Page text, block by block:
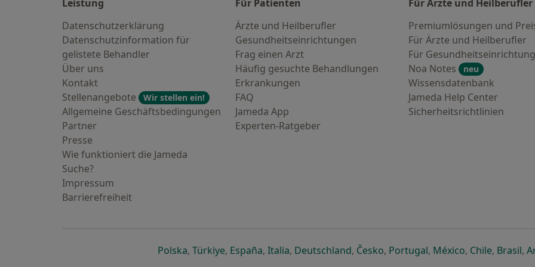
Leistung
Datenschutzerklärung
Datenschutzinformation für
gelistete Behandler
Über uns
Kontakt
Stellenangebote
Wir stellen ein!
Allgemeine Geschäftsbedingungen
Partner
Presse
Wie funktioniert die Jameda
Suche?
Impressum
Barrierefreiheit
Für Patienten
Ärzte und Heilberufler
Gesundheitseinrichtungen
Frag einen Arzt
Häufig gesuchte Behandlungen
Erkrankungen
FAQ
Jameda App
Experten-Ratgeber
Für Ärzte und Heilberufler
Premiumlösungen und
Für Ärzte und Heilberufler
Für
Noa Notes
neu
Wissensdatenbank
Jameda Help Center
Sicherheitsrichtlinien
Polskaöffnet in einer neuen Registerkarte
, Türkiyeöffnet in einer neuen Registerkarte
, Españaöffnet in einer neuen Registerkarte
, Italiaöffnet in einer neuen Registerkarte
, Deutschlandöffnet in einer neuen Registerkarte
, Českoöffnet in einer neuen
, Portugalöffnet in einer neuen
, Méxicoöffnet in einer
, Chileöffnet in
, Brasil,